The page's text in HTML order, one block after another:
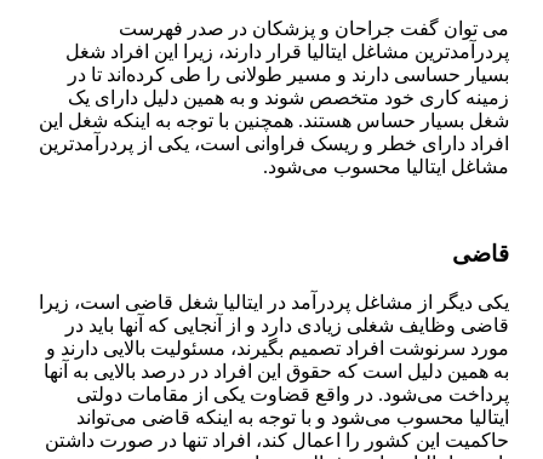
می توان گفت جراحان و پزشکان در صدر فهرست
پردرآمدترین مشاغل ایتالیا قرار دارند، زیرا این افراد شغل
بسیار حساسی دارند و مسیر طولانی را طی کرده‌اند تا در
زمینه کاری خود متخصص شوند و به همین دلیل دارای یک
شغل بسیار حساس هستند. همچنین با توجه به اینکه شغل این
افراد دارای خطر و ریسک فراوانی است، یکی از پردرآمدترین
مشاغل ایتالیا محسوب می‌شود.
قاضی
یکی دیگر از مشاغل پردرآمد در ایتالیا شغل قاضی است، زیرا
قاضی وظایف شغلی زیادی دارد و از آنجایی که آنها باید در
مورد سرنوشت افراد تصمیم بگیرند، مسئولیت بالایی دارند و
به همین دلیل است که حقوق این افراد در درصد بالایی به آنها
پرداخت می‌شود. در واقع قضاوت یکی از مقامات دولتی
ایتالیا محسوب می‌شود و با توجه به اینکه قاضی می‌تواند
حاکمیت این کشور را اعمال کند، افراد تنها در صورت داشتن